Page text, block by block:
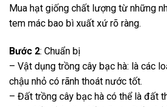
Mua hạt giống chất lượng từ những
tem mác bao bì xuất xứ rõ ràng.
Bước 2: Chuẩn bị
– Vật dụng trồng cây bạc hà: là các
chậu nhỏ có rãnh thoát nước tốt.
– Đất trồng cây bạc hà có thể là đất